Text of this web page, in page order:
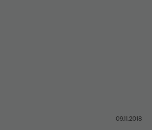
09.11.2018